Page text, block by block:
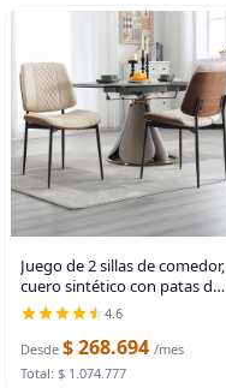
Juego de 2 sillas de comedor,
cuero sintético con patas de
metal, color beige | Armless
Kitchen Chair, Curved Walnut
Style, Mid-Century
Bentwood
4.6
Desde $ 268.694 /mes
Total: $ 1.074.777